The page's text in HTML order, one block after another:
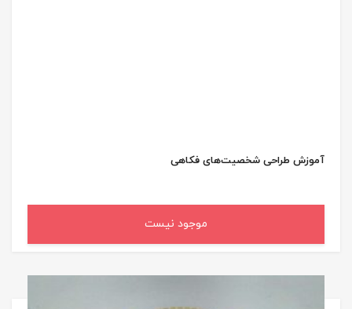
آموزش طراحی شخصیت‌های فکاهی
موجود نیست